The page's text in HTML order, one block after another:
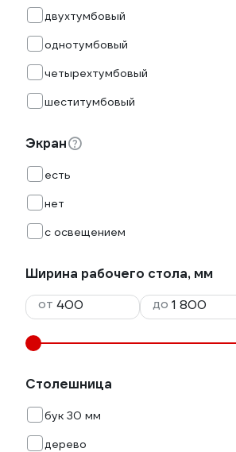
двухтумбовый
однотумбовый
четырехтумбовый
шеститумбовый
Экран
есть
нет
с освещением
Ширина рабочего стола, мм
от
до
Столешница
бук 30 мм
дерево